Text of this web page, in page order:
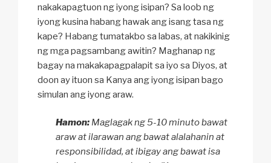
nakakapagtuon ng iyong isipan? Sa loob ng
iyong kusina habang hawak ang isang tasa ng
kape? Habang tumatakbo sa labas, at nakikinig
ng mga pagsambang awitin? Maghanap ng
bagay na makakapagpalapit sa iyo sa Diyos, at
doon ay ituon sa Kanya ang iyong isipan bago
simulan ang iyong araw.
Hamon: Maglagak ng 5-10 minuto bawat
araw at ilarawan ang bawat alalahanin at
responsibilidad, at ibigay ang bawat isa